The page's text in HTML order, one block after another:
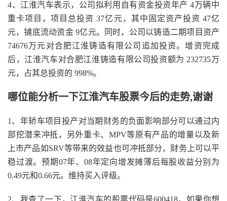
4、江淮汽车表示，公司拟利用自有资金投资年产 4万辆中
重卡项目，项目总投资 37亿元，其中固定资产投资 47亿
元，铺底流动资金 9亿元。同时，公司以铸造二期项目资产
74676万元对合肥江淮铸造有限公司追加投资。增资完成
后，江淮汽车对合肥江淮铸造有限公司投资额为 232735万
元，占其总投资的 998%。
哪位能分析一下江淮汽车股票今后的走势,谢谢
1、年轿车项目投产对当期财务的负面影响部分可以通过内
部挖潜来冲抵，另外重卡、MPV等原有产品的增量以及新
上市产品如SRV等带来的效益也可冲抵部分，财务上可以平
稳过渡。预期07年、08年定向增发摊薄后每股收益分别为
0.49元和0.66元。维持买入评级。
2、我查了一下，江淮汽车的股票代码是600418，如果你想